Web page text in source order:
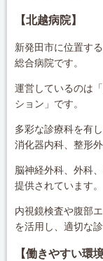
【北越病院】
新発田市に位置す
総合病院です。
運営しているのは
ション」です。
多彩な診療科を有
消化器内科、整形外
脳神経外科、外科
提供されています。
内視鏡検査や腹部
を活用し、適切な
【働きやすい環